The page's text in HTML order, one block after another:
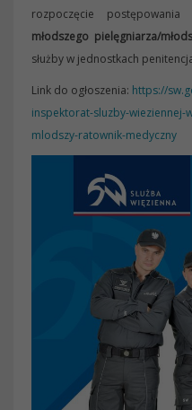
rozpoczęcie postępowania
młodszego pielęgniarza/
służby w jednostkach
Link do ogłoszenia: https://
inspektorat-sluzby-
mlodszy-ratownik-medyczny